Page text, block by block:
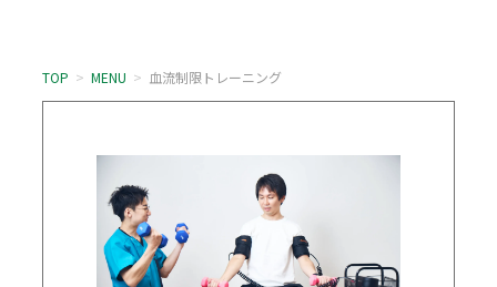
TOP > MENU > 血流制限トレーニング